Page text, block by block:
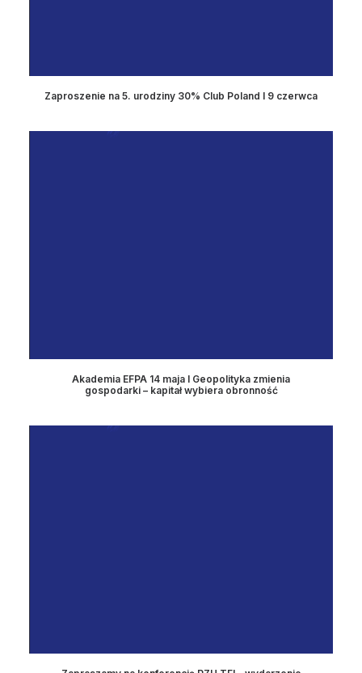
Zaproszenie na 5. urodziny 30% Club Poland I 9 czerwca
Akademia EFPA 14 maja I Geopolityka zmienia
gospodarki – kapitał wybiera obronność